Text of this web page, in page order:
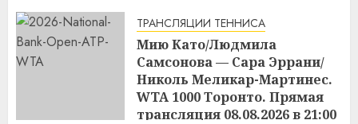
ТРАНСЛЯЦИИ ТЕННИСА
Мию Като/Людмила
Самсонова — Сара Эррани/
Николь Меликар-Мартинес.
WTA 1000 Торонто. Прямая
трансляция 08.08.2026 в 21:00